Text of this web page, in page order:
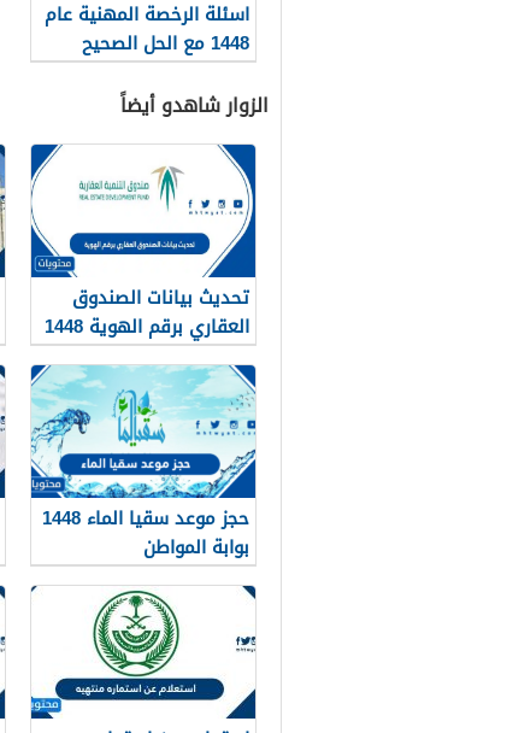
اسئلة الرخصة المهنية عام
1448 مع الحل الصحيح
الزوار شاهدو أيضاً
تحديث بيانات الصندوق
العقاري برقم الهوية 1448
الرابط والخطوات
حجز موعد سقيا الماء 1448
بوابة المواطن